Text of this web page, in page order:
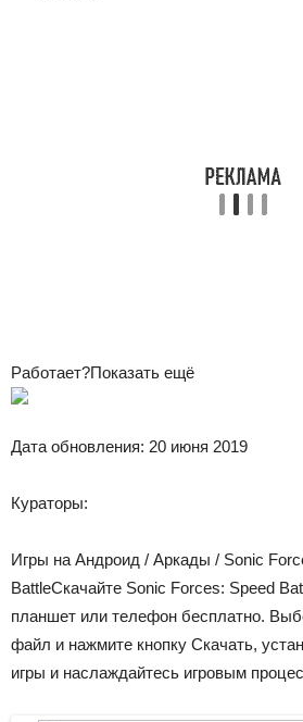
Работает?Показать ещё
Дата обновления: 20 июня 2019
Кураторы:
Игры на Андроид / Аркады / Sonic
BattleСкачайте Sonic Forces: Speed
планшет или телефон бесплатно.
файл и нажмите кнопку Скачать,
игры и наслаждайтесь игровым